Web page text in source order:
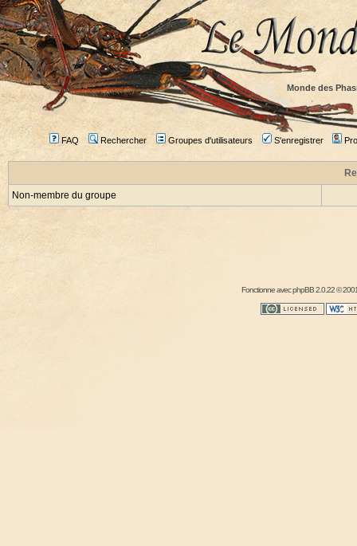
Monde des
FAQ Rechercher Groupes d'utilisateurs S'enregistrer
Non-membre du groupe
Fonctionne avecphpBB2.0.22 ©